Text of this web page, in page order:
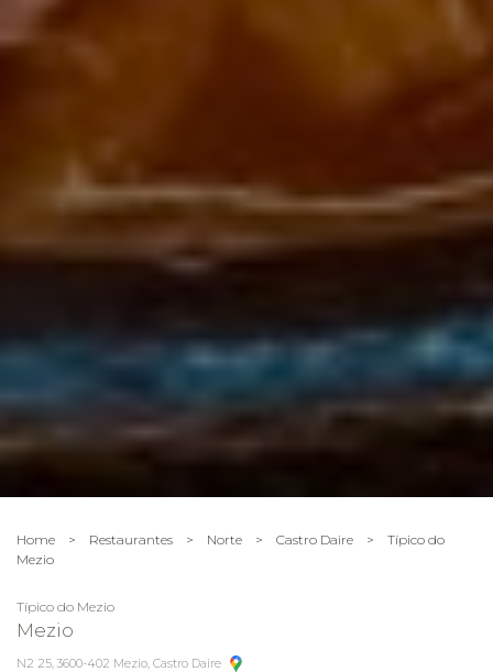
Home > Restaurantes > Norte > Castro Daire > Típico do
Mezio
Típico do Mezio
Mezio
N2 25, 3600-402 Mezio, Castro Daire